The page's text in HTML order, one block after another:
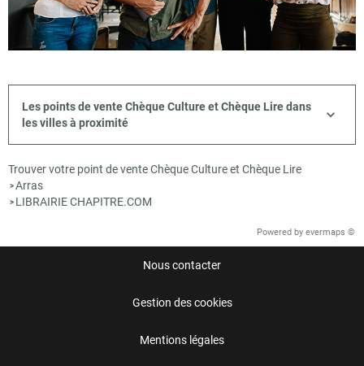
Les points de vente Chèque Culture et Chèque Lire dans
les villes à proximité
Trouver votre point de vente Chèque Culture et Chèque Lire
>Arras
> LIBRAIRIE CHAPITRE.COM
Powered by evermaps ©
Nous contacter
Gestion des cookies
Mentions légales